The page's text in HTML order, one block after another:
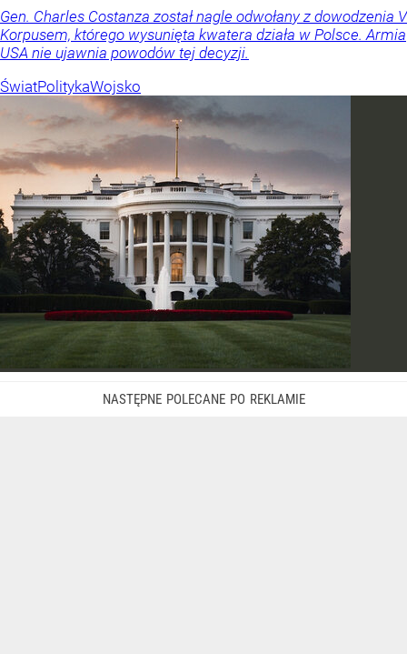
Gen. Charles Costanza został nagle odwołany z dowodzenia V
Korpusem, którego wysunięta kwatera działa w Polsce. Armia
USA nie ujawnia powodów tej decyzji.
ŚwiatPolitykaWojsko